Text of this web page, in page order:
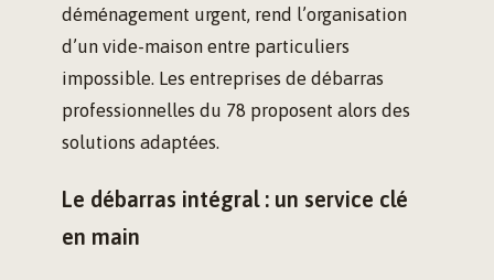
déménagement urgent, rend l’organisation
d’un vide-maison entre particuliers
impossible. Les entreprises de débarras
professionnelles du 78 proposent alors des
solutions adaptées.
Le débarras intégral : un service clé
en main